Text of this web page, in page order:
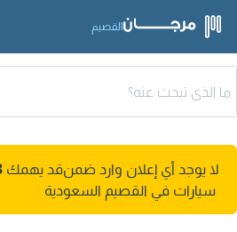
القصيم
لا يوجد أي إعلان وارد ضمنقد يهمك
سيارات في القصيم السعودية